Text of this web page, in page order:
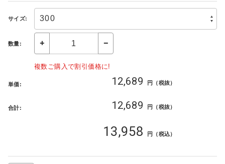
サイズ:
数量:
複数ご購入で割引価格に!
単価: 12,689 円（税抜）
合計: 12,689 円（税抜）
13,958 円（税込）